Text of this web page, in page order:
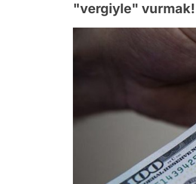
"vergiyle" vurmak!